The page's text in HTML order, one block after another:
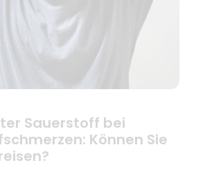
Sauerstoff bei
Können Sie